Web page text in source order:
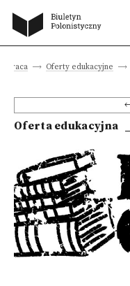
i praca Oferty edukacyjne
Oferta edukacyjna